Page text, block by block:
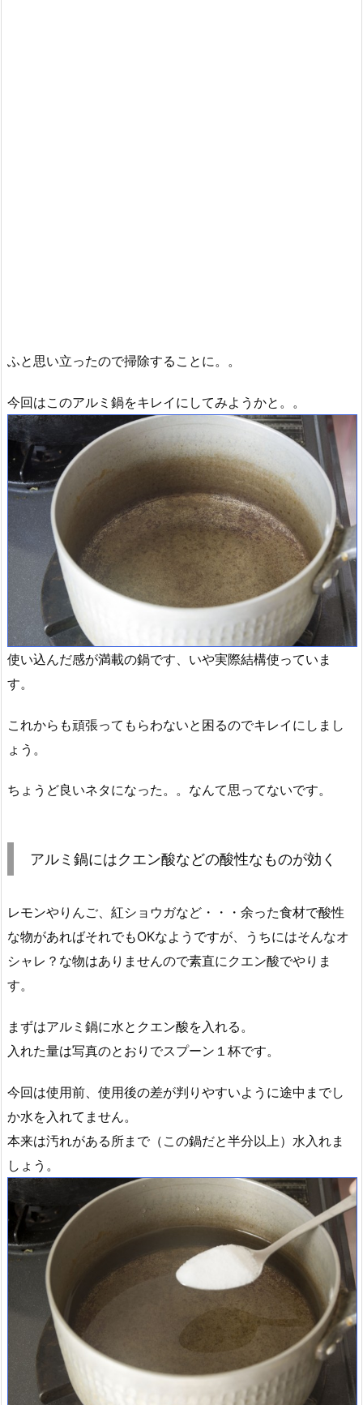
ふと思い立ったので掃除することに。。
今回はこのアルミ鍋をキレイにしてみようかと。。
使い込んだ感が満載の鍋です、いや実際結構使っていま
す。
これからも頑張ってもらわないと困るのでキレイにしまし
ょう。
ちょうど良いネタになった。。なんて思ってないです。
アルミ鍋にはクエン酸などの酸性なものが効く
レモンやりんご、紅ショウガなど・・・余った食材で酸性
な物があればそれでもOKなようですが、うちにはそんなオ
シャレ？な物はありませんので素直にクエン酸でやりま
す。
まずはアルミ鍋に水とクエン酸を入れる。
入れた量は写真のとおりでスプーン１杯です。
今回は使用前、使用後の差が判りやすいように途中までし
か水を入れてません。
本来は汚れがある所まで（この鍋だと半分以上）水入れま
しょう。